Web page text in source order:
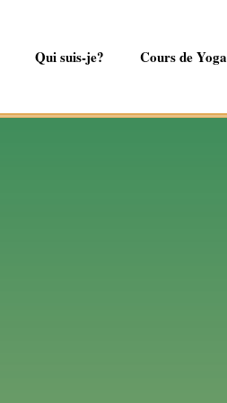
Qui suis-je? Cours de Yoga